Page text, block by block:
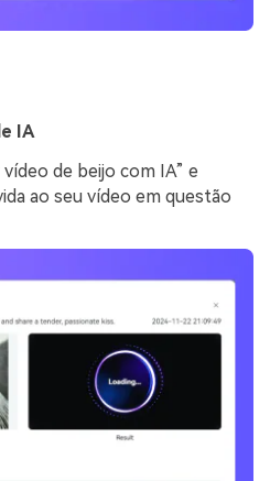
IA
de beijo com IA” e
ao seu vídeo em questão